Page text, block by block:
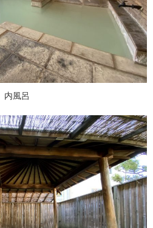
内風呂